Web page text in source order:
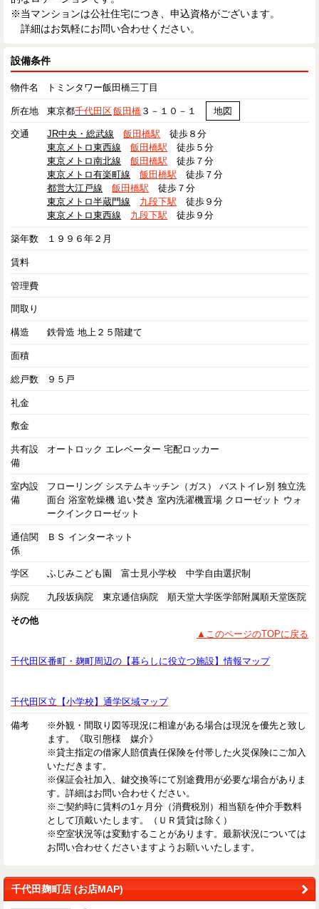
※当マンションは公社住宅につき、申込資格がございます。
詳細はお気軽にお問い合わせください。
設備条件
物件名 トミンタワー飯田橋三丁目
所在地 東京都千代田区飯田橋 ３－１０－１ 地図
交通 JR中央・総武線 飯田橋駅 徒歩８分
東京メトロ東西線
飯田橋駅 徒歩５分
東京メトロ南北線
飯田橋駅 徒歩７分
東京メトロ有楽町線
飯田橋駅 徒歩７分
都営大江戸線
飯田橋駅 徒歩７分
東京メトロ半蔵門線
九段下駅 徒歩９分
東京メトロ東西線
九段下駅 徒歩９分
築年数 １９９６年２月
賃料
管理費
間取り
構造 鉄骨造 地上２５階建て
面積
総戸数 ９５戸
礼金
敷金
共有設
備
オートロック エレベーター 宅配ロッカー
室内設
備
フローリング システムキッチン（ガス） バストイレ別 独立洗
面台 浴室乾燥機 追い焚き 室内洗濯機置場 クローゼット ウォ
ークインクローゼット
通信関
係
ＢＳ インターネット
学区 ふじみこども園 富士見小学校 中学自由選択制
病院 九段坂病院 東京逓信病院 順天堂大学医学部附属順天堂医院
その他
▲このページのTOPに戻る
千代田区番町・麹町周辺の【暮らしに役立つ施設】情報マップ
千代田区立【小学校】通学区域マップ
備考
※外観・間取り図等現況に相違がある場合は現況を優先と致し
ます。《取引態様 媒介》
※貸主指定の借家人賠償責任保険を付帯した火災保険にご加入
いただきます。
※保証会社加入、鍵交換等にて別途費用が必要な場合がありま
す。詳細はお問い合わせください。
※ご契約時に賃料の1ヶ月分（消費税別）相当額を仲介手数料
として頂戴いたします。（ＵＲ賃貸は除く）
※空室状況等は変動することがあります。最新状況については
お問い合わせくださいますようお願いいたします。
千代田麹町店 (お店MAP)